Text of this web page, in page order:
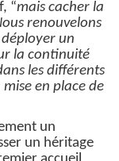
“mais cacher la
renouvelons
un
la continuité
les différents
en place de
un
un héritage